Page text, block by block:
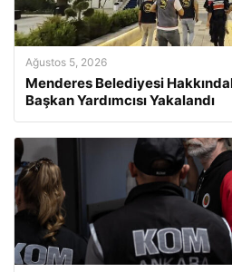
Ağustos 5, 2026
Menderes Belediyesi
Başkan Yardımcısı Yakalandı